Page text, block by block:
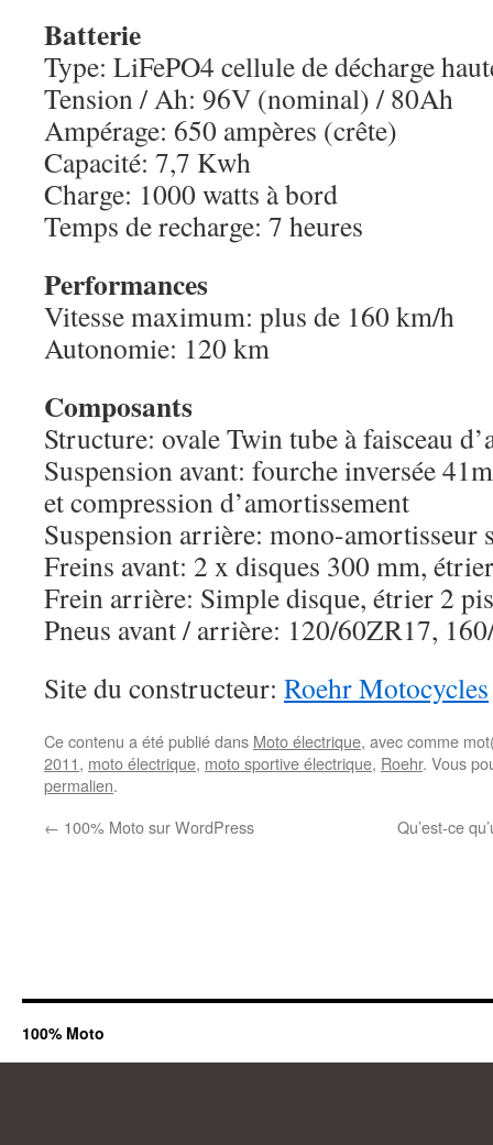
Batterie
Type: LiFePO4 cellule de décharge
Tension / Ah: 96V (nominal) / 80Ah
Ampérage: 650 ampères (crête)
Capacité: 7,7 Kwh
Charge: 1000 watts à bord
Temps de recharge: 7 heures
Performances
Vitesse maximum: plus de 160 km/h
Autonomie: 120 km
Composants
Structure: ovale Twin tube à faisceau
Suspension avant: fourche inversée
et compression d’amortissement
Suspension arrière: mono-amortisseur
Freins avant: 2 x disques 300 mm,
Frein arrière: Simple disque, étrier 2
Pneus avant / arrière: 120/60ZR17,
Site du constructeur: Roehr Motocycles
Ce contenu a été publié dans Moto électrique, avec comme
2011, moto électrique, moto sportive électrique, Roehr. Vous
permalien.
← 100% Moto sur WordPress Qu’est-ce
100% Moto